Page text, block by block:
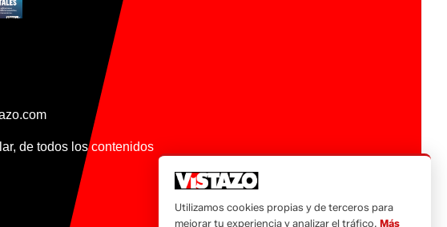
de todos los contenidos
Utilizamos cookies propias y de terceros para
mejorar tu experiencia y analizar el tráfico. Más